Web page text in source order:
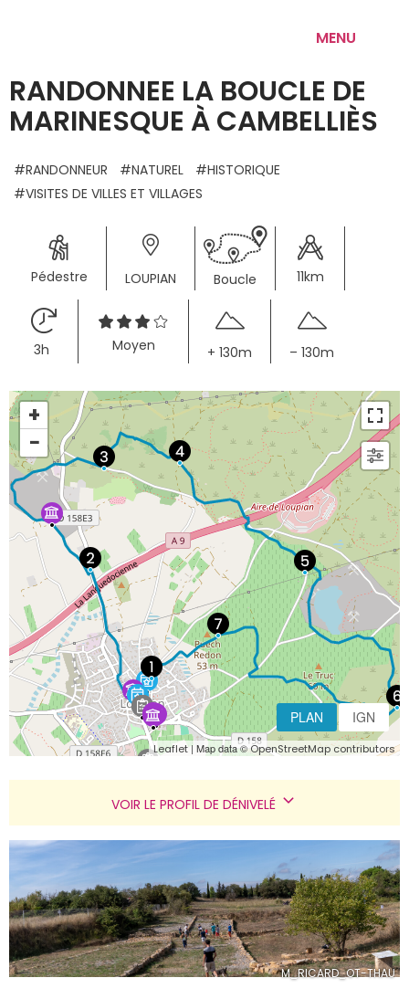
MENU
RANDONNEE LA BOUCLE DE
MARINESQUE À CAMBELLIÈS
RANDONNEUR NATUREL
HISTORIQUE
VISITES DE VILLES ET VILLAGES
Pédestre LOUPIAN Boucle 11km
3h Moyen + 130m – 130m
+
−
PLAN IGN
Leaflet| Map data ©OpenStreetMap contributors
VOIR LE PROFIL DE DÉNIVELÉ
M_RICARD_OT-THAU